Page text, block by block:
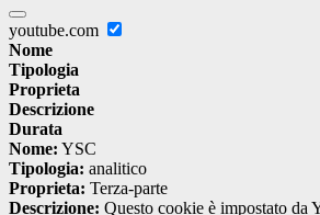
youtube.com
Nome
Tipologia
Proprieta
Descrizione
Durata
Nome: YSC
Tipologia: analitico
Proprieta: Terza-parte
Descrizione: Questo cookie è impostato da